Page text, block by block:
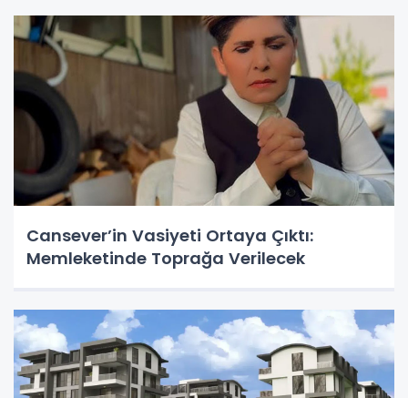
Cansever’in Vasiyeti Ortaya Çıktı:
Memleketinde Toprağa Verilecek